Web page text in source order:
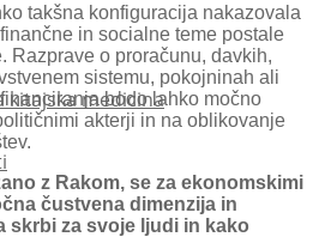
kitajska medicina
takšna konfiguracija nakazovala
in socialne teme postale
Razprave o proračunu, davkih,
sistemu, pokojninah ali
bodo lahko močno
akterji in na oblikovanje
z Rakom, se za ekonomskimi
čustvena dimenzija in
skrbi za svoje ljudi in kako